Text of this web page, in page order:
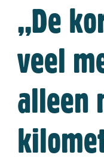
,,De
veel
alleen